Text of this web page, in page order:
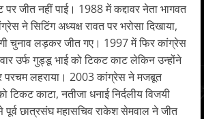
जीत नहीं पाई। 1988 में कद्दावर नेता भागवत
ने सिटिंग अध्यक्ष रावत पर भरोसा दिखाया,
चुनाव लड़कर जीत गए। 1997 में फिर कांग्रेस
उर्फ गुड्डू भाई को टिकट काट लेकिन उन्होंने
परचम लहराया। 2003 कांग्रेस ने मजबूत
टिकट काटा, नतीजा धनाई निर्दलीय विजयी
छात्रसंघ महासचिव राकेश सेमवाल ने जीत